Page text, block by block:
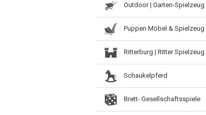
Outdoor | Garten-Spielzeug
Puppen Möbel & Spielzeug
Ritterburg | Ritter Spielzeug
Schaukelpferd
Brett- Gesellschaftsspiele